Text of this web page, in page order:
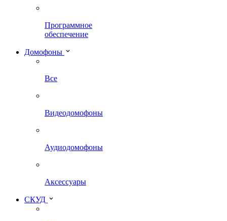
Программное
обеспечение
Домофоны
Все
Видеодомофоны
Аудиодомофоны
Аксессуары
СКУД